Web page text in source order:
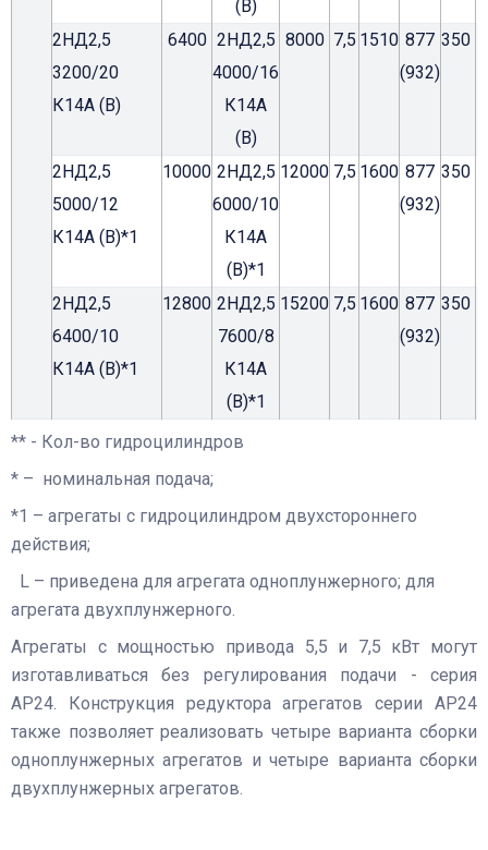
(В)
2НД2,5
3200/20
К14А (В)
6400 2НД2,5
4000/16
К14А
(В)
8000 7,5 1510 877
(932)
350
2НД2,5
5000/12
К14А (В)*1
10000 2НД2,5
6000/10
К14А
(В)*1
12000 7,5 1600 877
(932)
350
2НД2,5
6400/10
К14А (В)*1
12800 2НД2,5
7600/8
К14А
(В)*1
15200 7,5 1600 877
(932)
350
** - Кол-во гидроцилиндров
* – номинальная подача;
*1 – агрегаты с гидроцилиндром двухстороннего
действия;
L – приведена для агрегата одноплунжерного; для
агрегата двухплунжерного.
Агрегаты с мощностью привода 5,5 и 7,5 кВт могут
изготавливаться без регулирования подачи - серия
АР24. Конструкция редуктора агрегатов серии АР24
также позволяет реализовать четыре варианта сборки
одноплунжерных агрегатов и четыре варианта сборки
двухплунжерных агрегатов.